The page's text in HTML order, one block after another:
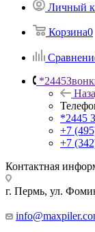
Личный
Корзина0
*2445
*2445
+7
+7
Контактная
г. Пермь, ул.